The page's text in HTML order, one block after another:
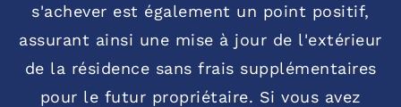
s'achever est également un point positif,
assurant ainsi une mise à jour de l'extérieur
de la résidence sans frais supplémentaires
pour le futur propriétaire. Si vous avez